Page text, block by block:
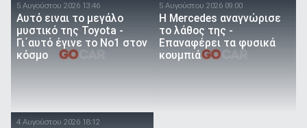
5 Αυγούστου 2026 13:46
Αυτό ειναι τo μεγάλο
μυστικό της Toyota -
Γι΄αυτό έγινε το Νο1 στον
κόσμο
5 Αυγούστου 2026 09:00
Η Mercedes αναγνώρισε
το λάθος της -
Επαναφέρει τα φυσικά
κουμπιά
4 Αυγούστου 2026 18:12